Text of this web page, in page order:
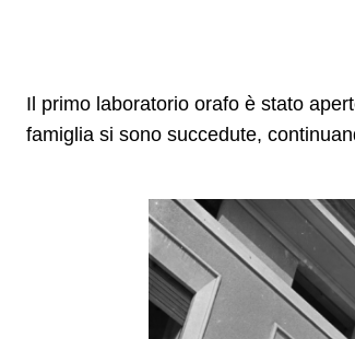
Il primo laboratorio orafo è stato
famiglia si sono succedute,